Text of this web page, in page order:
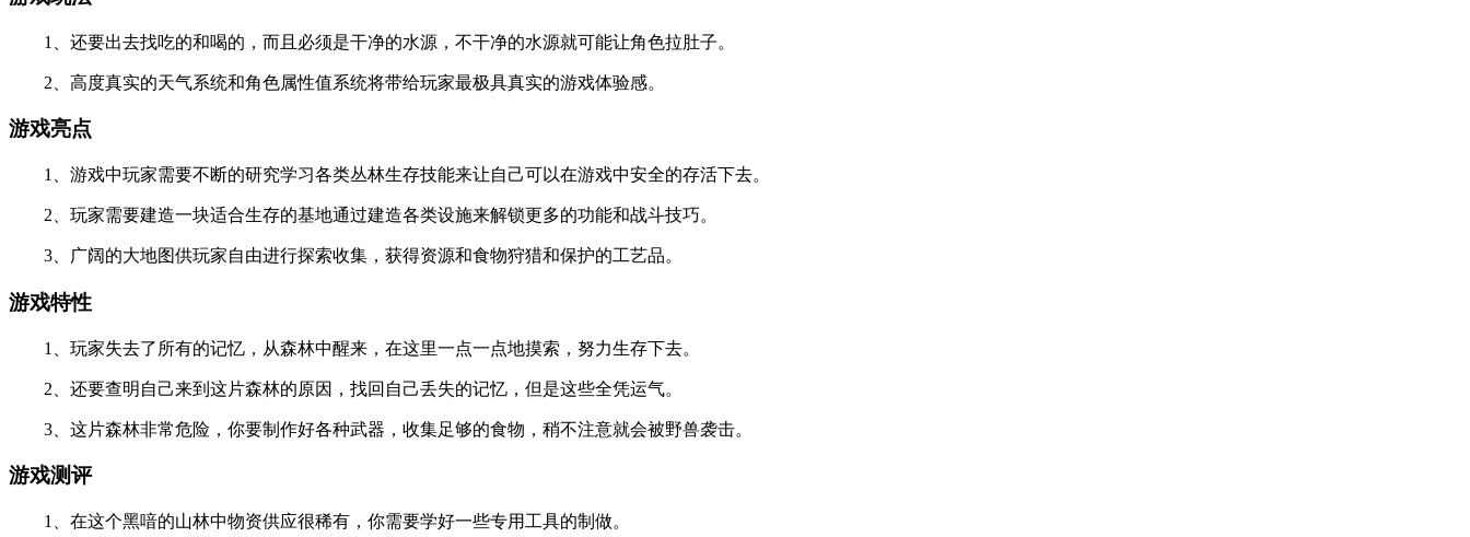
1、还要出去找吃的和喝的，而且必须是干净的水源，不干净的水源就可能让角色拉肚子。
2、高度真实的天气系统和角色属性值系统将带给玩家最极具真实的游戏体验感。
游戏亮点
1、游戏中玩家需要不断的研究学习各类丛林生存技能来让自己可以在游戏中安全的存活下去。
2、玩家需要建造一块适合生存的基地通过建造各类设施来解锁更多的功能和战斗技巧。
3、广阔的大地图供玩家自由进行探索收集，获得资源和食物狩猎和保护的工艺品。
游戏特性
1、玩家失去了所有的记忆，从森林中醒来，在这里一点一点地摸索，努力生存下去。
2、还要查明自己来到这片森林的原因，找回自己丢失的记忆，但是这些全凭运气。
3、这片森林非常危险，你要制作好各种武器，收集足够的食物，稍不注意就会被野兽袭击。
游戏测评
1、在这个黑喑的山林中物资供应很稀有，你需要学好一些专用工具的制做。